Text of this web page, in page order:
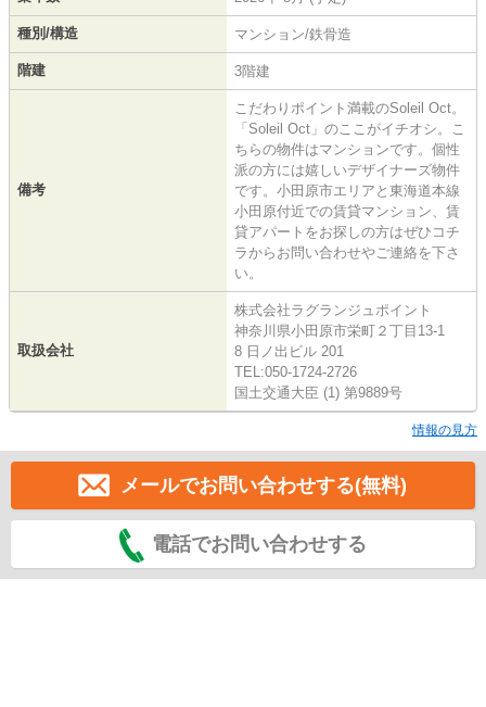
種別/構造 マンション/鉄骨造
階建 3階建
備考
こだわりポイント満載のSoleil Oct。
「Soleil Oct」のここがイチオシ。こ
ちらの物件はマンションです。個性
派の方には嬉しいデザイナーズ物件
です。小田原市エリアと東海道本線
小田原付近での賃貸マンション、賃
貸アパートをお探しの方はぜひコチ
ラからお問い合わせやご連絡を下さ
い。
取扱会社
株式会社ラグランジュポイント
神奈川県小田原市栄町２丁目13-1
8 日ノ出ビル 201
TEL:050-1724-2726
国土交通大臣 (1) 第9889号
情報の見方
メールでお問い合わせする(無料)
電話でお問い合わせする